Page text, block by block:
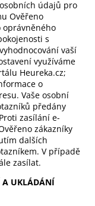
údajů pro
Ověřeno
oprávněného
s
vaší
využíváme
Heureka.cz;
o
Vaše osobní
předány
zasílání e-
zákazníky
dalších
V případě
zasílat.
A UKLÁDÁNÍ